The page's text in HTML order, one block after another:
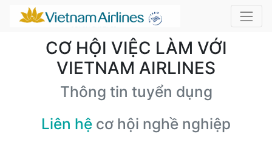
CƠ HỘI VIỆC LÀM VỚI
VIETNAM AIRLINES
Thông tin tuyển dụng
Liên hệ cơ hội nghề nghiệp